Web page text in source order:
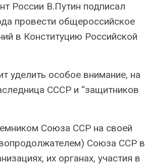
России В.Путин подписал
провести общероссийское
в Конституцию Российской
уделить особое внимание, на
СССР и “защитников
Союза ССР на своей
Союза ССР в
их органах, участия в